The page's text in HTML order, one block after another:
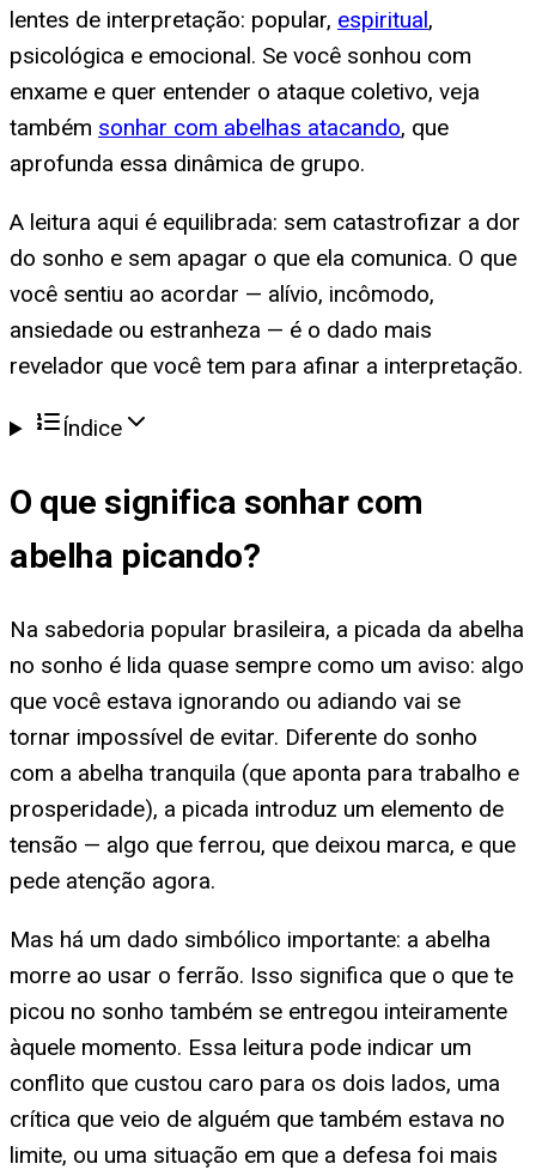
lentes de interpretação: popular, espiritual,
psicológica e emocional. Se você sonhou com
enxame e quer entender o ataque coletivo, veja
também sonhar com abelhas atacando, que
aprofunda essa dinâmica de grupo.
A leitura aqui é equilibrada: sem catastrofizar a dor
do sonho e sem apagar o que ela comunica. O que
você sentiu ao acordar — alívio, incômodo,
ansiedade ou estranheza — é o dado mais
revelador que você tem para afinar a interpretação.
Índice
O que significa sonhar com
abelha picando?
Na sabedoria popular brasileira, a picada da abelha
no sonho é lida quase sempre como um aviso: algo
que você estava ignorando ou adiando vai se
tornar impossível de evitar. Diferente do sonho
com a abelha tranquila (que aponta para trabalho e
prosperidade), a picada introduz um elemento de
tensão — algo que ferrou, que deixou marca, e que
pede atenção agora.
Mas há um dado simbólico importante: a abelha
morre ao usar o ferrão. Isso significa que o que te
picou no sonho também se entregou inteiramente
àquele momento. Essa leitura pode indicar um
conflito que custou caro para os dois lados, uma
crítica que veio de alguém que também estava no
limite, ou uma situação em que a defesa foi mais